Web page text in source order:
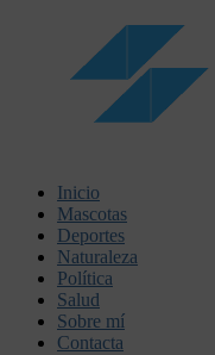
dnaservic.es
Inicio
Mascotas
Deportes
Naturaleza
Política
Salud
Sobre mí
Contacta